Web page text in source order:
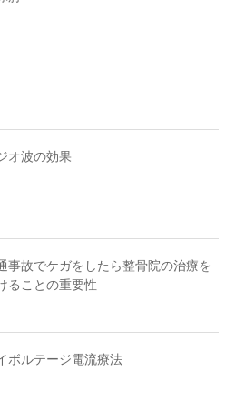
オ波の効果
事故でケガをしたら整骨院の治療を
ることの重要性
ボルテージ電流療法